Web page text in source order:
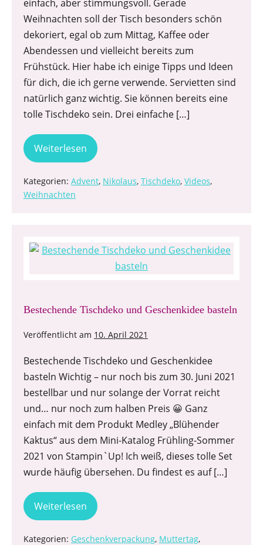
einfach, aber stimmungsvoll. Gerade
Weihnachten soll der Tisch besonders schön
dekoriert, egal ob zum Mittag, Kaffee oder
Abendessen und vielleicht bereits zum
Frühstück. Hier habe ich einige Tipps und Ideen
für dich, die ich gerne verwende. Servietten sind
natürlich ganz wichtig. Sie können bereits eine
tolle Tischdeko sein. Drei einfache […]
Weiterlesen
Kategorien: Advent, Nikolaus, Tischdeko, Videos,
Weihnachten
Bestechende Tischdeko und Geschenkidee basteln
Veröffentlicht am 10. April 2021
Bestechende Tischdeko und Geschenkidee
basteln Wichtig – nur noch bis zum 30. Juni 2021
bestellbar und nur solange der Vorrat reicht
und… nur noch zum halben Preis 😀 Ganz
einfach mit dem Produkt Medley „Blühender
Kaktus“ aus dem Mini-Katalog Frühling-Sommer
2021 von Stampin`Up! Ich weiß, dieses tolle Set
wurde häufig übersehen. Du findest es auf […]
Weiterlesen
Kategorien: Geschenkverpackung, Muttertag,